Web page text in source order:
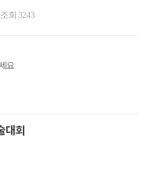
조회 3243
요
대회